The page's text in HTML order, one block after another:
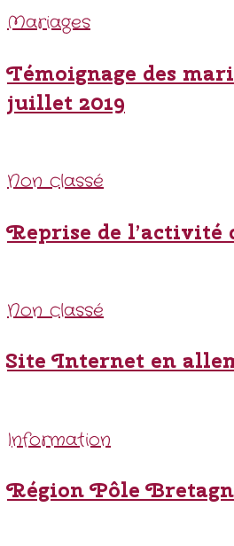
Mariages
Témoignage des
juillet 2019
Non classé
Reprise de l’activité
Non classé
Site Internet en
Information
Région Pôle